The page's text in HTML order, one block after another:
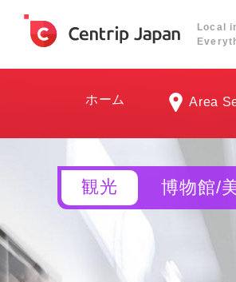
Local
ホーム Area
観光 博物館/